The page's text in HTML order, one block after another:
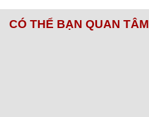
CÓ THỂ BẠN QUAN TÂM